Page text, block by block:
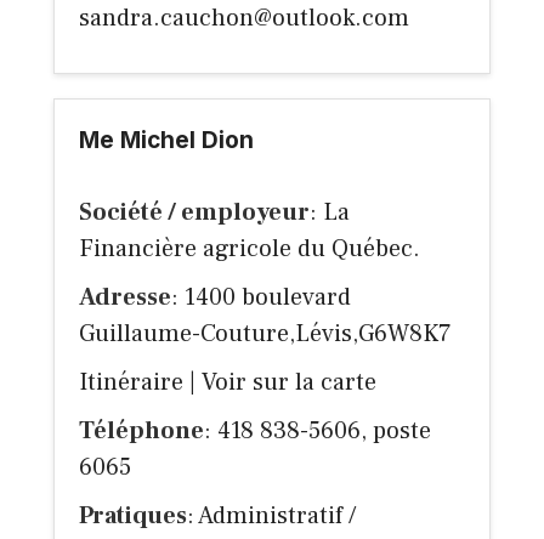
sandra.cauchon@outlook.com
Me Michel Dion
Société / employeur: La
Financière agricole du Québec.
Adresse: 1400 boulevard
Guillaume-Couture,Lévis,G6W8K7
Itinéraire
Voir sur la carte
Téléphone: 418 838-5606, poste
6065
Pratiques: Administratif /